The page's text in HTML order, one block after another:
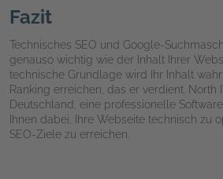
Fazit
Technisches SEO und Google-
genauso wichtig wie der Inhalt Ihrer
technische Grundlage wird Ihr Inhalt
Ranking erreichen, das er verdient. North
Deutschland, eine professionelle
Ihnen dabei, Ihre Webseite technisch zu
SEO-Ziele zu erreichen.